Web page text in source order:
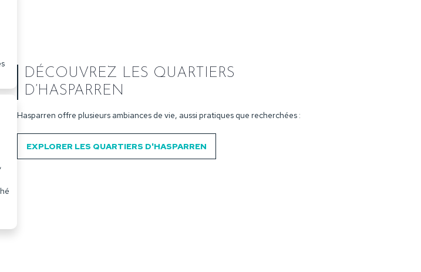
DÉCOUVREZ LES QUARTIERS
D’HASPARREN
Hasparren offre plusieurs ambiances de vie, aussi pratiques que recherchées :
EXPLORER LES QUARTIERS D'HASPARREN